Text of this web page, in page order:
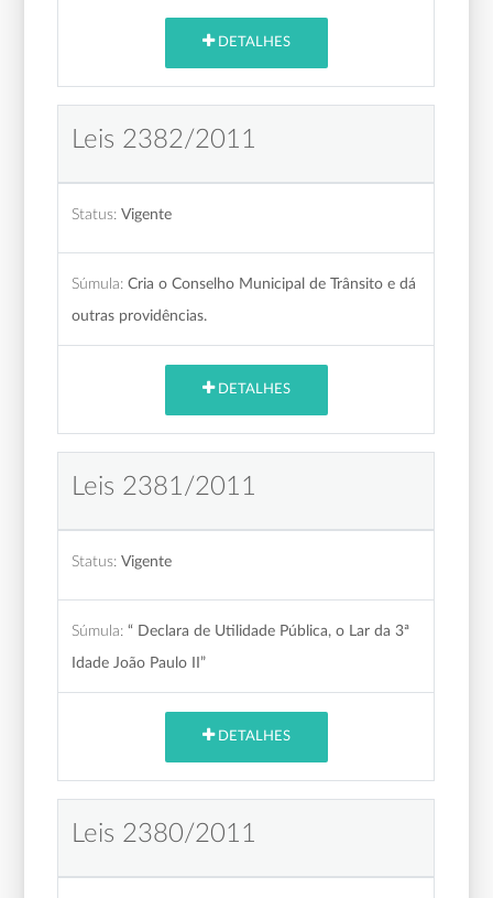
DETALHES
Leis 2382/2011
Status: Vigente
Súmula: Cria o Conselho Municipal de Trânsito e dá
outras providências.
DETALHES
Leis 2381/2011
Status: Vigente
Súmula: “ Declara de Utilidade Pública, o Lar da 3ª
Idade João Paulo II”
DETALHES
Leis 2380/2011